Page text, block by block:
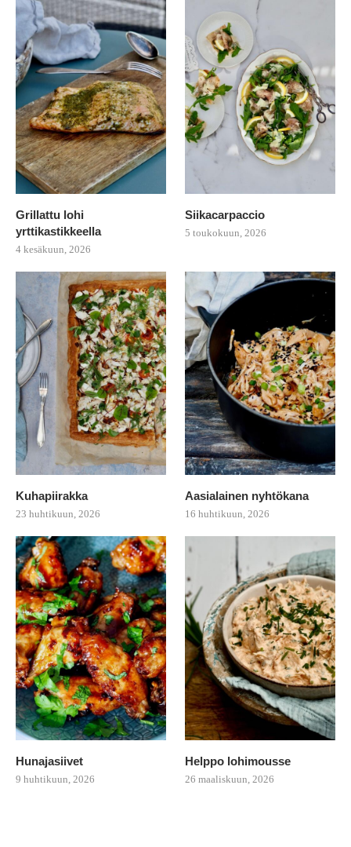
Grillattu lohi
yrttikastikkeella
4 kesäkuun, 2026
Siikacarpaccio
5 toukokuun, 2026
Kuhapiirakka
23 huhtikuun, 2026
Aasialainen nyhtökana
16 huhtikuun, 2026
Hunajasiivet
9 huhtikuun, 2026
Helppo lohimousse
26 maaliskuun, 2026